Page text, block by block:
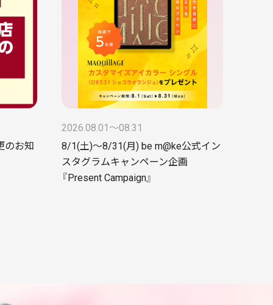
のお知
2026.08.01〜08.31
8/1(土)～8/31(月) be m@ke公式イン
スタグラムキャンペーン企画
『Present Campaign』